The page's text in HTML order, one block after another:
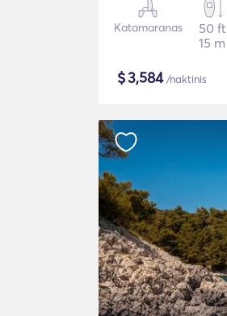
Katamaranas
50 ft
15 m
$3,584/naktinis